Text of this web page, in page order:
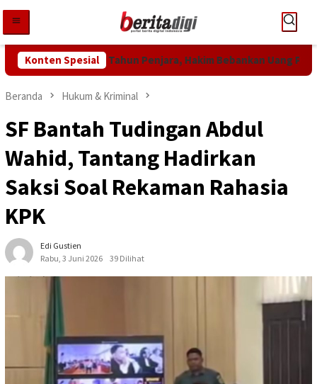
konten
Konten Spesial
Divonis 2 Tahun Penjara, Hakim Bebankan Uang Pengganti
Beranda Hukum & Kriminal
SF Bantah Tudingan Abdul
Wahid, Tantang Hadirkan
Saksi Soal Rekaman Rahasia
KPK
Edi Gustien
Rabu, 3 Juni 2026
39 Dilihat